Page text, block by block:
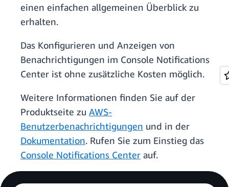
einen einfachen allgemeinen Überblick zu
erhalten.
Das Konfigurieren und Anzeigen von
Benachrichtigungen im Console Notifications
Center ist ohne zusätzliche Kosten möglich.
Weitere Informationen finden Sie auf der
Produktseite zu AWS-
Benutzerbenachrichtigungen und in der
Dokumentation. Rufen Sie zum Einstieg das
Console Notifications Center auf.